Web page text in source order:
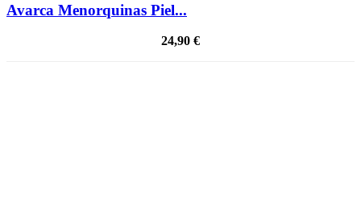
Avarca Menorquinas Piel...
24,90 €